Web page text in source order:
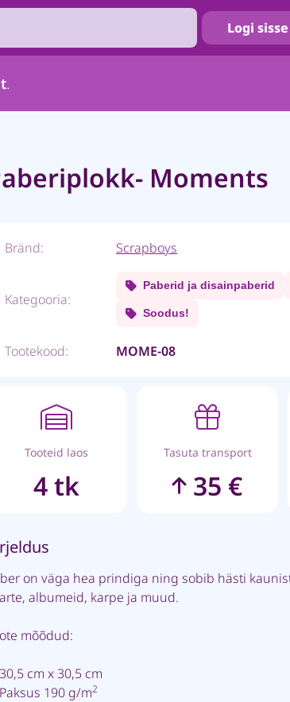
Logi sisse
.
Moments
Bränd: Scrapboys
Kategooria:
Paberid ja disainpaberid
Soodus!
Tootekood: MOME-08
Tooteid laos
4 tk
Tasuta transport
35 €
on väga hea prindiga ning sobib hästi
albumeid, karpe ja muud.
mõõdud:
cm x 30,5 cm
190 g/m2